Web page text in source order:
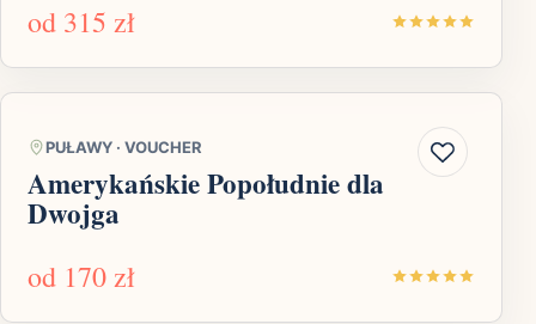
od 315 zł
PUŁAWY · VOUCHER
Amerykańskie Popołudnie dla
Dwojga
od 170 zł